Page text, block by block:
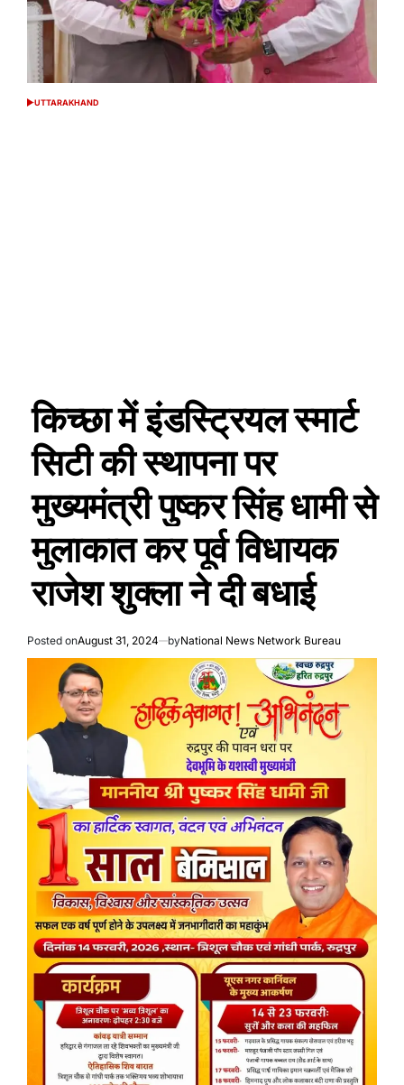
POSTED
UTTARAKHAND
किच्छा में इंडस्ट्रियल स्मार्ट
सिटी की स्थापना पर
मुख्यमंत्री पुष्कर सिंह धामी से
मुलाकात कर पूर्व विधायक
राजेश शुक्ला ने दी बधाई
Posted onAugust 31, 2024 byNational News Network Bureau